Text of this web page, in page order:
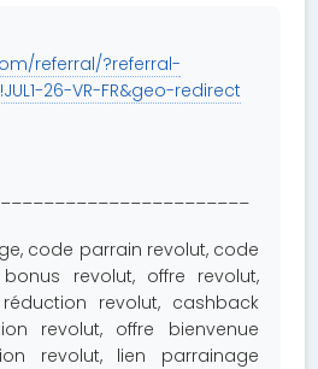
referral/?referral-
26-VR-FR&geo-redirect
code parrain revolut, code
revolut, offre revolut,
revolut, cashback
revolut, offre bienvenue
revolut, lien parrainage